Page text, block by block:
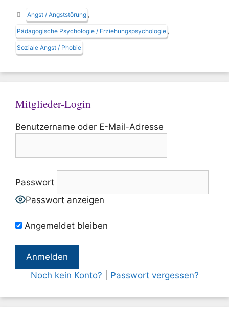
Schlagwörter
Angst / Angststörung
Pädagogische Psychologie / Erziehungspsychologie
Soziale Angst / Phobie
Mitglieder-Login
Benutzername oder E-Mail-Adresse
Passwort
Passwort anzeigen
Angemeldet bleiben
Noch kein Konto? Passwort vergessen?